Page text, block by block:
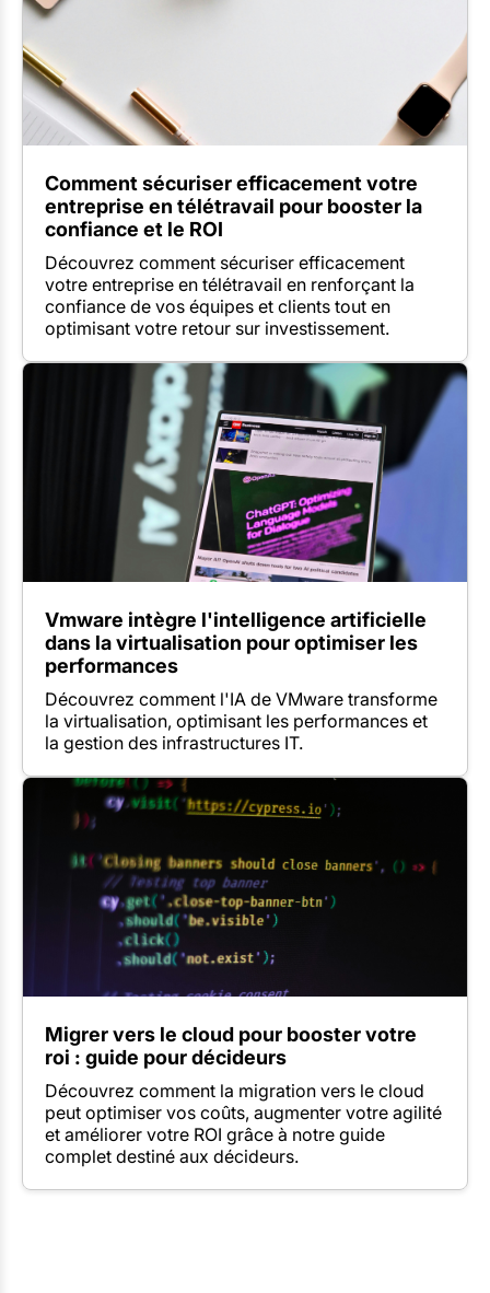
Comment sécuriser efficacement votre
entreprise en télétravail pour booster la
confiance et le ROI
Découvrez comment sécuriser efficacement
votre entreprise en télétravail en renforçant la
confiance de vos équipes et clients tout en
optimisant votre retour sur investissement.
Vmware intègre l'intelligence artificielle
dans la virtualisation pour optimiser les
performances
Découvrez comment l'IA de VMware transforme
la virtualisation, optimisant les performances et
la gestion des infrastructures IT.
Migrer vers le cloud pour booster votre
roi : guide pour décideurs
Découvrez comment la migration vers le cloud
peut optimiser vos coûts, augmenter votre agilité
et améliorer votre ROI grâce à notre guide
complet destiné aux décideurs.